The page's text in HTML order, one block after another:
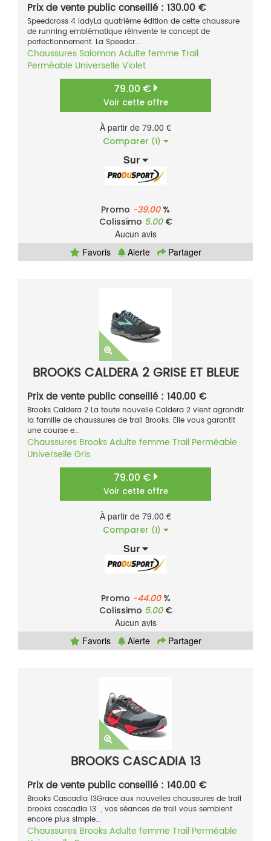
Prix de vente public conseillé : 130.00 €
Speedcross 4 ladyLa quatrième édition de cette chaussure
de running emblématique réinvente le concept de
perfectionnement. La Speedcr...
Chaussures Salomon Adulte femme Trail
Perméable Universelle Violet
79.00 €
Voir cette offre
À partir de 79.00 €
Comparer (1)
Sur
Promo -39.00%
Colissimo 5.00€
Aucun avis
Favoris
Alerte Partager
BROOKS CALDERA 2 GRISE ET BLEUE
Prix de vente public conseillé : 140.00 €
Brooks Caldera 2 La toute nouvelle Caldera 2 vient agrandir
la famille de chaussures de trail Brooks. Elle vous garantit
une course e...
Chaussures BrooksAdulte femme Trail Perméable
Universelle Gris
79.00 €
Voir cette offre
À partir de 79.00 €
Comparer (1)
Sur
Promo -44.00%
Colissimo 5.00€
Aucun avis
Favoris
Alerte Partager
BROOKS CASCADIA 13
Prix de vente public conseillé : 140.00 €
Brooks Cascadia 13Grace aux nouvelles chaussures de trail
brooks cascadia 13 , vos séances de trail vous semblent
encore plus simple...
Chaussures BrooksAdulte femme Trail Perméable